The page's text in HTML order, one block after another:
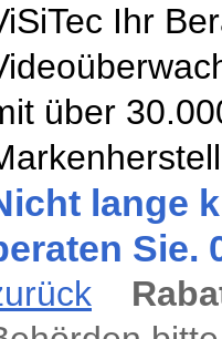
Ihr
über
lange
Sie.